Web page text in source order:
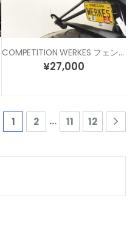
COMPETITION WERKES フェンダーレスキット GSX-R1000 (09-16)
¥27,000
1 2 … 11 12